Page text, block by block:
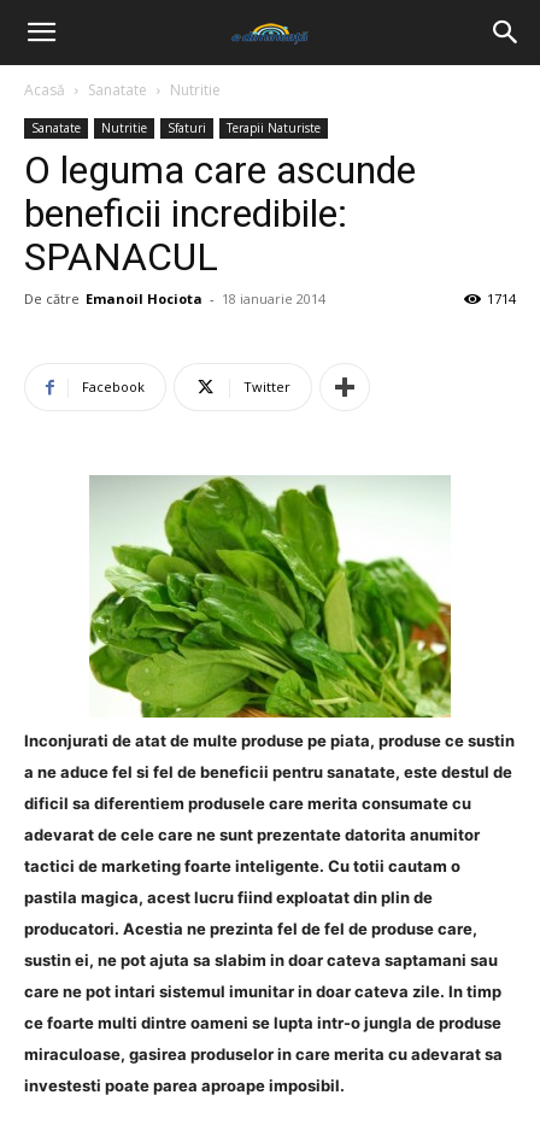
Acasă Sanatate Nutritie
Sanatate Nutritie Sfaturi Terapii Naturiste
O leguma care ascunde
beneficii incredibile:
SPANACUL
De către Emanoil Hociota - 18 ianuarie 2014 1714
Facebook Twitter
Inconjurati de atat de multe produse pe piata, produse ce sustin
a ne aduce fel si fel de beneficii pentru sanatate, este destul de
dificil sa diferentiem produsele care merita consumate cu
adevarat de cele care ne sunt prezentate datorita anumitor
tactici de marketing foarte inteligente. Cu totii cautam o
pastila magica, acest lucru fiind exploatat din plin de
producatori. Acestia ne prezinta fel de fel de produse care,
sustin ei, ne pot ajuta sa slabim in doar cateva saptamani sau
care ne pot intari sistemul imunitar in doar cateva zile. In timp
ce foarte multi dintre oameni se lupta intr-o jungla de produse
miraculoase, gasirea produselor in care merita cu adevarat sa
investesti poate parea aproape imposibil.